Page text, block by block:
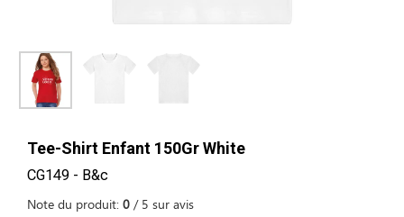
Tee-Shirt Enfant 150Gr White
CG149 - B&c
Note du produit: 0 / 5 sur avis